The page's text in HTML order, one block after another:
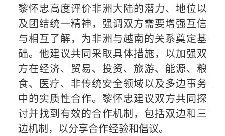
黎怀忠高度评价非洲大陆的潜力、地位以
及团结统一精神，强调双方需要增强互信
与相互了解，为非洲与越南的关系奠定基
础。他建议共同采取具体措施，以加强双
方在经济、贸易、投资、旅游、能源、粮
食、医疗、非传统安全领域以及多边事务
中的实质性合作。黎怀忠建议双方共同探
讨并找到有效的合作机制，包括双边和三
边机制，以分享合作经验和倡议。